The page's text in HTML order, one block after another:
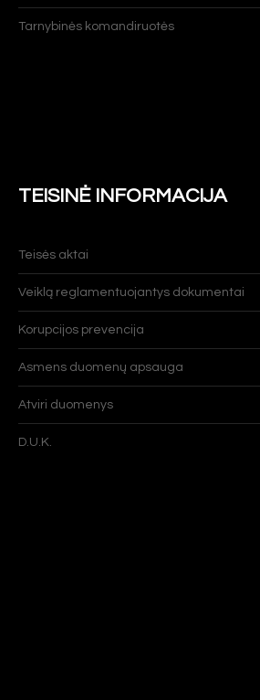
Tarnybinės komandiruotės
TEISINĖ INFORMACIJA
Teisės aktai
Veiklą reglamentuojantys dokumentai
Korupcijos prevencija
Asmens duomenų apsauga
Atviri duomenys
D.U.K.